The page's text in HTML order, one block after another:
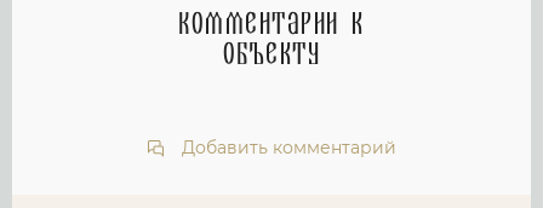
Комментарии к
объекту
Добавить комментарий